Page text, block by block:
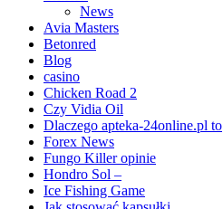
News
Avia Masters
Betonred
Blog
casino
Chicken Road 2
Czy Vidia Oil
Dlaczego apteka-24online.pl to
Forex News
Fungo Killer opinie
Hondro Sol –
Ice Fishing Game